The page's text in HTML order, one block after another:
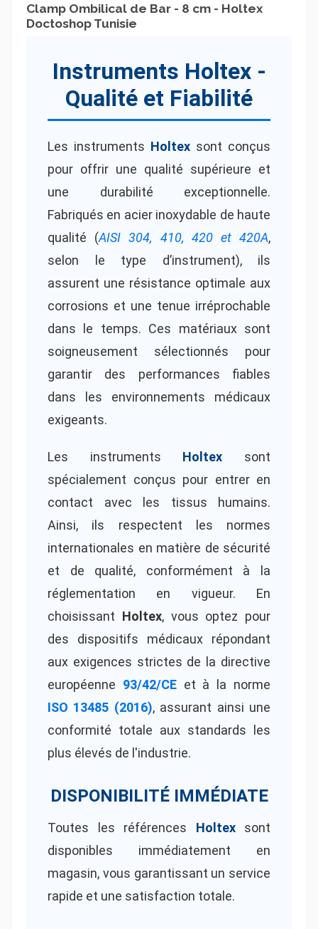
Clamp Ombilical de Bar - 8 cm - Holtex
Doctoshop Tunisie
Instruments Holtex -
Qualité et Fiabilité
Les instruments Holtex sont conçus
pour offrir une qualité supérieure et
une durabilité exceptionnelle.
Fabriqués en acier inoxydable de haute
qualité (AISI 304, 410, 420 et 420A,
selon le type d’instrument), ils
assurent une résistance optimale aux
corrosions et une tenue irréprochable
dans le temps. Ces matériaux sont
soigneusement sélectionnés pour
garantir des performances fiables
dans les environnements médicaux
exigeants.
Les instruments Holtex sont
spécialement conçus pour entrer en
contact avec les tissus humains.
Ainsi, ils respectent les normes
internationales en matière de sécurité
et de qualité, conformément à la
réglementation en vigueur. En
choisissant Holtex, vous optez pour
des dispositifs médicaux répondant
aux exigences strictes de la directive
européenne 93/42/CEet à la norme
ISO 13485 (2016), assurant ainsi une
conformité totale aux standards les
plus élevés de l'industrie.
DISPONIBILITÉ IMMÉDIATE
Toutes les références Holtexsont
disponibles immédiatement en
magasin, vous garantissant un service
rapide et une satisfaction totale.